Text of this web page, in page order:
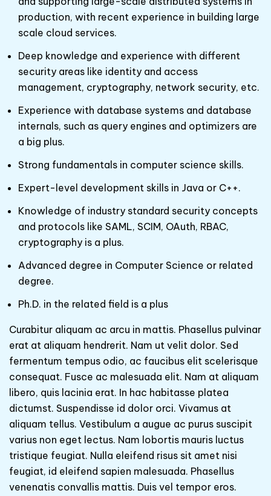
production, with recent experience in building large
scale cloud services.
Deep knowledge and experience with different
security areas like identity and access
management, cryptography, network security, etc.
Experience with database systems and database
internals, such as query engines and optimizers are
a big plus.
Strong fundamentals in computer science skills.
Expert-level development skills in Java or C++.
Knowledge of industry standard security concepts
and protocols like SAML, SCIM, OAuth, RBAC,
cryptography is a plus.
Advanced degree in Computer Science or related
degree.
Ph.D. in the related field is a plus
Curabitur aliquam ac arcu in mattis. Phasellus pulvinar
erat at aliquam hendrerit. Nam ut velit dolor. Sed
fermentum tempus odio, ac faucibus elit scelerisque
consequat. Fusce ac malesuada elit. Nam at aliquam
libero, quis lacinia erat. In hac habitasse platea
dictumst. Suspendisse id dolor orci. Vivamus at
aliquam tellus. Vestibulum a augue ac purus suscipit
varius non eget lectus. Nam lobortis mauris luctus
tristique feugiat. Nulla eleifend risus sit amet nisi
feugiat, id eleifend sapien malesuada. Phasellus
venenatis convallis mattis. Duis vel tempor eros.